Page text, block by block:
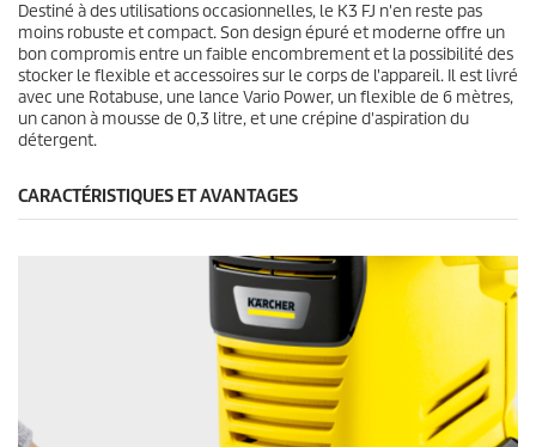
c
e
.
2
4
a
v
i
s
Destiné à des utilisations occasionnelles, le K3 FJ n'en reste pas
moins robuste et compact. Son design épuré et moderne offre un
bon compromis entre un faible encombrement et la possibilité des
stocker le flexible et accessoires sur le corps de l'appareil. Il est livré
avec une Rotabuse, une lance Vario Power, un flexible de 6 mètres,
un canon à mousse de 0,3 litre, et une crépine d'aspiration du
détergent.
CARACTÉRISTIQUES ET AVANTAGES